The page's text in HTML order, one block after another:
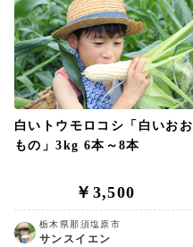
白いトウモロコシ「白いおお
もの」3kg 6本～8本
￥3,500
栃木県那須塩原市
サンスイエン